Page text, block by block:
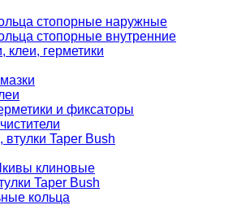
стопорные наружные
стопорные внутренние
клеи, герметики
и фиксаторы
Taper Bush
клиновые
Taper Bush
кольца